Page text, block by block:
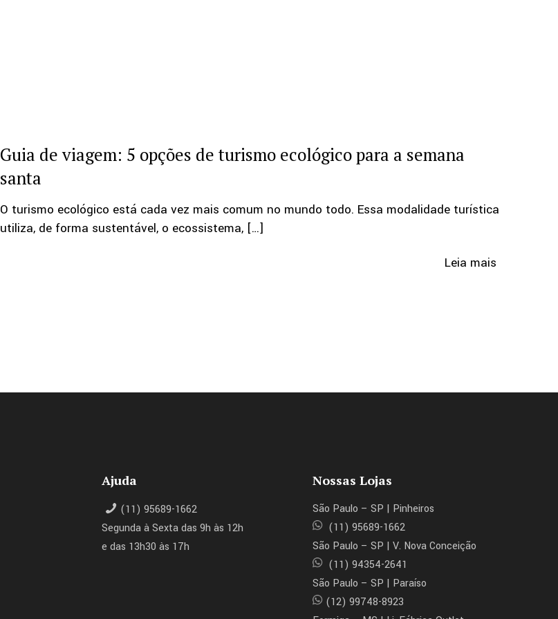
Guia de viagem: 5 opções de turismo ecológico para a semana
santa
O turismo ecológico está cada vez mais comum no mundo todo. Essa modalidade turística
utiliza, de forma sustentável, o ecossistema,[…]
Leia mais
Ajuda
(11) 95689-1662
Segunda à Sexta das 9h às 12h
e das 13h30 às 17h
Nossas Lojas
São Paulo – SP | Pinheiros
(11) 95689-1662
São Paulo – SP | V. Nova Conceição
(11) 94354-2641
São Paulo – SP | Paraíso
(12) 99748-8923